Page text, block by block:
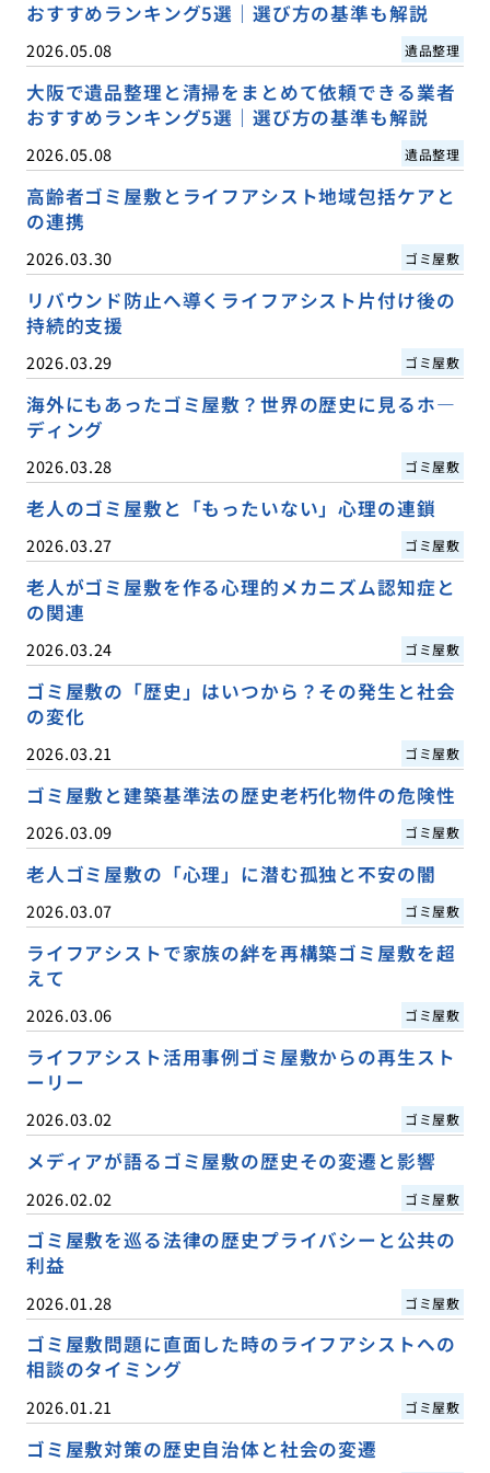
おすすめランキング5選｜選び方の基準も解説
2026.05.08 遺品整理
大阪で遺品整理と清掃をまとめて依頼できる業者
おすすめランキング5選｜選び方の基準も解説
2026.05.08 遺品整理
高齢者ゴミ屋敷とライフアシスト地域包括ケアと
の連携
2026.03.30 ゴミ屋敷
リバウンド防止へ導くライフアシスト片付け後の
持続的支援
2026.03.29 ゴミ屋敷
海外にもあったゴミ屋敷？世界の歴史に見るホ―
ディング
2026.03.28 ゴミ屋敷
老人のゴミ屋敷と「もったいない」心理の連鎖
2026.03.27 ゴミ屋敷
老人がゴミ屋敷を作る心理的メカニズム認知症と
の関連
2026.03.24 ゴミ屋敷
ゴミ屋敷の「歴史」はいつから？その発生と社会
の変化
2026.03.21 ゴミ屋敷
ゴミ屋敷と建築基準法の歴史老朽化物件の危険性
2026.03.09 ゴミ屋敷
老人ゴミ屋敷の「心理」に潜む孤独と不安の闇
2026.03.07 ゴミ屋敷
ライフアシストで家族の絆を再構築ゴミ屋敷を超
えて
2026.03.06 ゴミ屋敷
ライフアシスト活用事例ゴミ屋敷からの再生スト
ーリー
2026.03.02 ゴミ屋敷
メディアが語るゴミ屋敷の歴史その変遷と影響
2026.02.02 ゴミ屋敷
ゴミ屋敷を巡る法律の歴史プライバシーと公共の
利益
2026.01.28 ゴミ屋敷
ゴミ屋敷問題に直面した時のライフアシストへの
相談のタイミング
2026.01.21 ゴミ屋敷
ゴミ屋敷対策の歴史自治体と社会の変遷